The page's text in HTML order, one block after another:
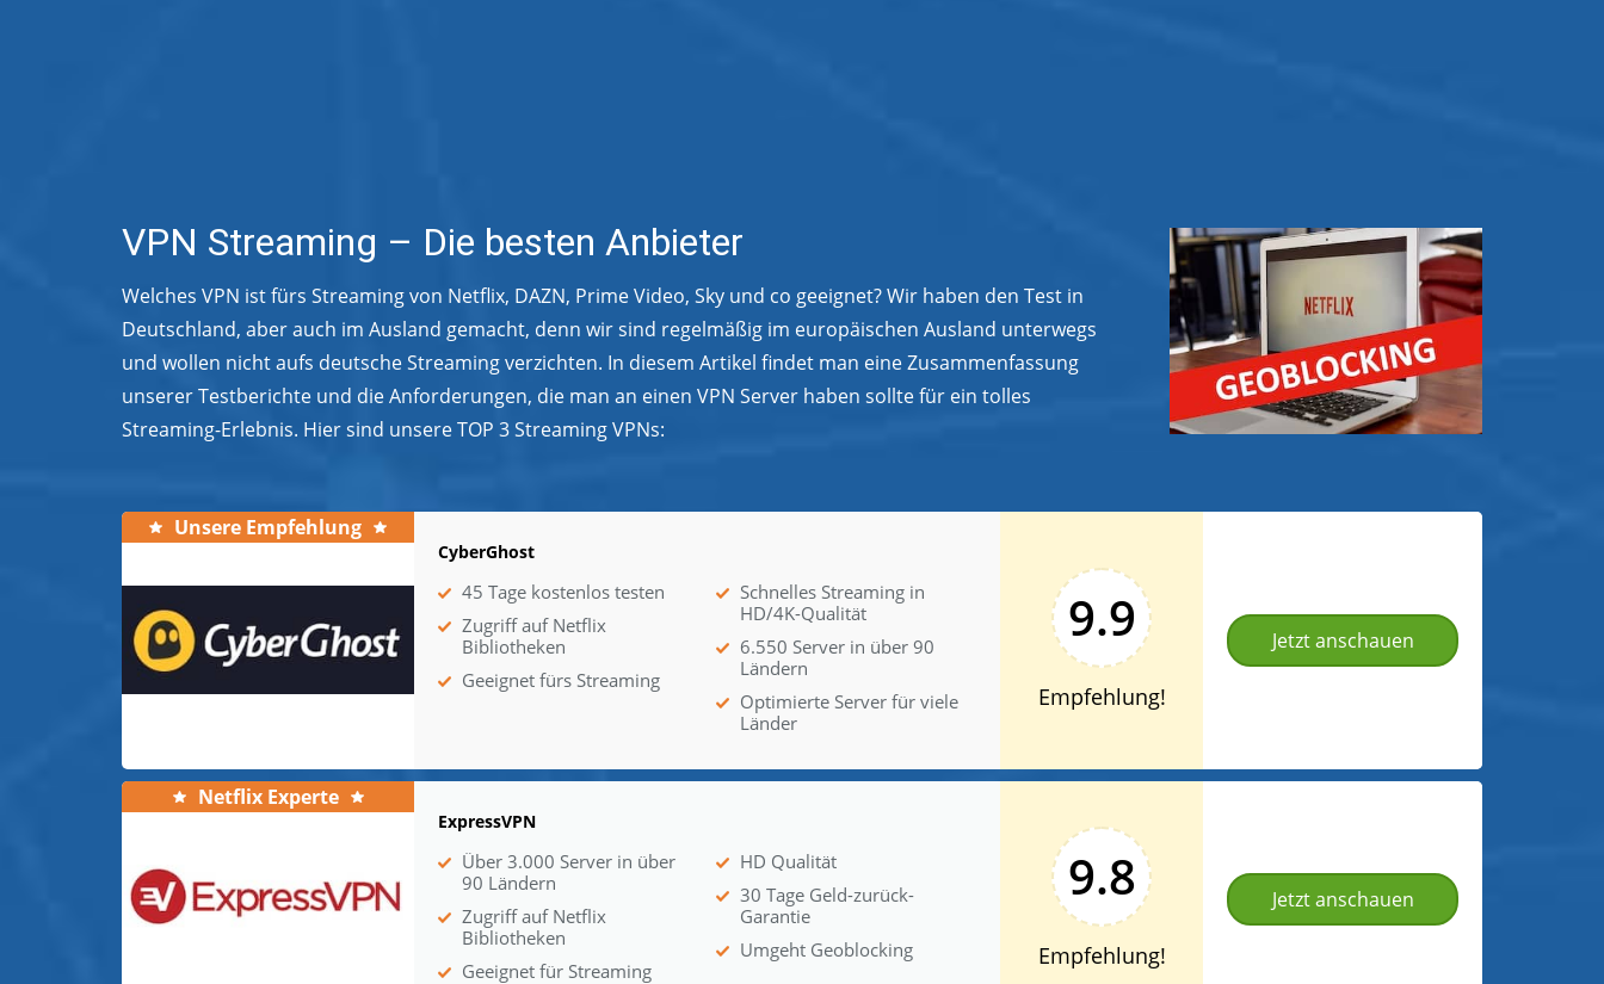
VPN Streaming – Die besten Anbieter
Welches VPN ist fürs Streaming von Netflix, DAZN, Prime Video, Sky und co geeignet? Wir haben den Test in
Deutschland, aber auch im Ausland gemacht, denn wir sind regelmäßig im europäischen Ausland unterwegs
und wollen nicht aufs deutsche Streaming verzichten. In diesem Artikel findet man eine Zusammenfassung
unserer Testberichte und die Anforderungen, die man an einen VPN Server haben sollte für ein tolles
Streaming-Erlebnis. Hier sind unsere TOP 3 Streaming VPNs:
Unsere Empfehlung
CyberGhost
45 Tage kostenlos testen
Zugriff auf Netflix
Bibliotheken
Geeignet fürs Streaming
Schnelles Streaming in
HD/4K-Qualität
6.550 Server in über 90
Ländern
Optimierte Server für viele
Länder
9.9
Empfehlung!
Jetzt anschauen
Netflix Experte
ExpressVPN
Über 3.000 Server in über
90 Ländern
Zugriff auf Netflix
Bibliotheken
Geeignet für Streaming
HD Qualität
30 Tage Geld-zurück-
Garantie
Umgeht Geoblocking
9.8
Empfehlung!
Jetzt anschauen